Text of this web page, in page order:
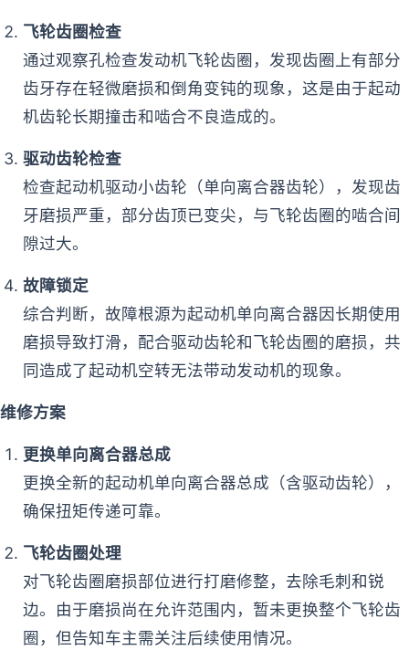
飞轮齿圈检查
通过观察孔检查发动机飞轮齿圈，发现齿圈上有部分
齿牙存在轻微磨损和倒角变钝的现象，这是由于起动
机齿轮长期撞击和啮合不良造成的。
驱动齿轮检查
检查起动机驱动小齿轮（单向离合器齿轮），发现齿
牙磨损严重，部分齿顶已变尖，与飞轮齿圈的啮合间
隙过大。
故障锁定
综合判断，故障根源为起动机单向离合器因长期使用
磨损导致打滑，配合驱动齿轮和飞轮齿圈的磨损，共
同造成了起动机空转无法带动发动机的现象。
维修方案
更换单向离合器总成
更换全新的起动机单向离合器总成（含驱动齿轮），
确保扭矩传递可靠。
飞轮齿圈处理
对飞轮齿圈磨损部位进行打磨修整，去除毛刺和锐
边。由于磨损尚在允许范围内，暂未更换整个飞轮齿
圈，但告知车主需关注后续使用情况。